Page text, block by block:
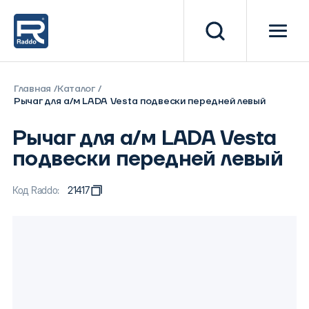
Главная Каталог
Рычаг для а/м LADA Vesta подвески передней левый
Рычаг для а/м LADA Vesta
подвески передней левый
Код Raddo: 21417